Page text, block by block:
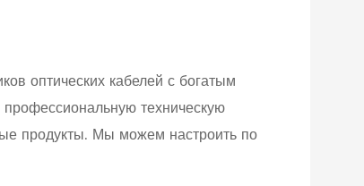
оптических кабелей с богатым
техническую
продукты. Мы можем настроить по